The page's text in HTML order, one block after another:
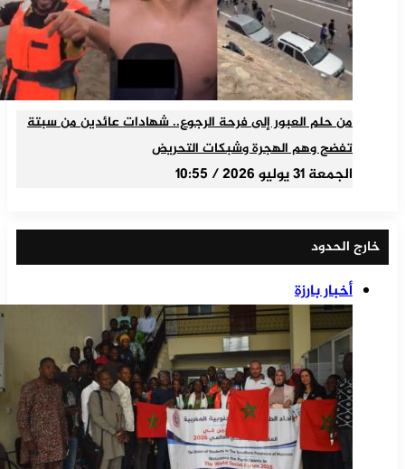
من حلم العبور إلى فرحة الرجوع.. شهادات عائدين من سبتة
تفضح وهم الهجرة وشبكات التحريض
الجمعة 31 يوليو 2026 / 10:55
خارج الحدود
أخبار بارزة